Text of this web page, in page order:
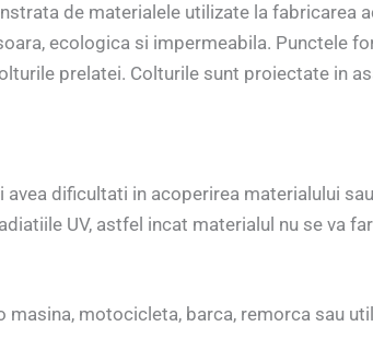
de materialele utilizate la fabricarea
ecologica si impermeabila. Punctele
prelatei. Colturile sunt proiectate in
dificultati in acoperirea materialului
UV, astfel incat materialul nu se va
motocicleta, barca, remorca sau